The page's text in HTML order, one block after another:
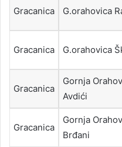
Gracanica G.orahovica
Gracanica G.orahovica
Gracanica
Gornja
Avdići
Gracanica
Gornja
Brđani